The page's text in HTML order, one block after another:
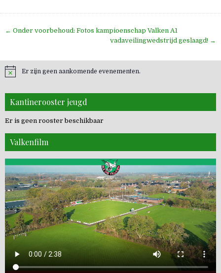
Bericht
← Onder voorbehoud: Fotos kampioenschap Valken A1
vadaveilingwedstrijd geslaagd! →
Er zijn geen aankomende evenementen.
Kantinerooster jeugd
Er is geen rooster beschikbaar
Valkenfilm